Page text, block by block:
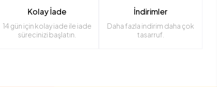
Kolay İade
14 gün için kolay iade ile iade
sürecinizi başlatın.
İndirimler
Daha fazla indirim daha çok
tasarruf.